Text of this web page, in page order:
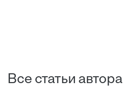
Все статьи автора